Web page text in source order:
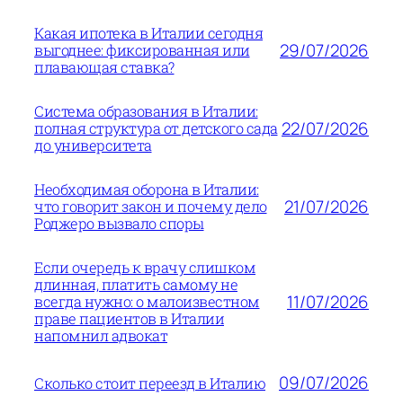
Какая ипотека в Италии сегодня
выгоднее: фиксированная или
плавающая ставка?
29/07/2026
Система образования в Италии:
полная структура от детского сада
до университета
22/07/2026
Необходимая оборона в Италии:
что говорит закон и почему дело
Роджеро вызвало споры
21/07/2026
Если очередь к врачу слишком
длинная, платить самому не
всегда нужно: о малоизвестном
праве пациентов в Италии
напомнил адвокат
11/07/2026
Сколько стоит переезд в Италию 09/07/2026